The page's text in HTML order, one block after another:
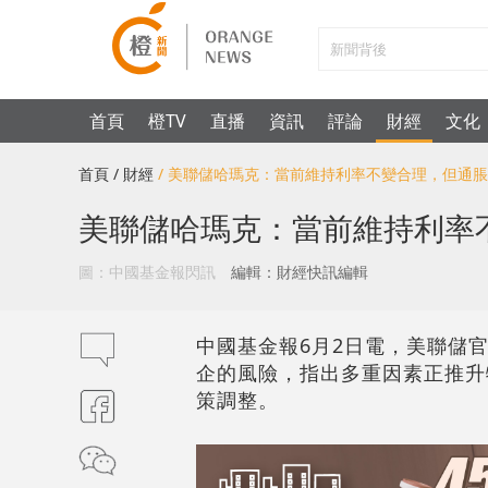
首頁 橙TV 直播 資訊 評論 財經 文化
首頁 / 財經 / 美聯儲哈瑪克：當前維持利率不變合理，但通
美聯儲哈瑪克：當前維持利
圖：中國基金報閃訊 編輯：財經快訊編輯
中國基金報6月2日電，美聯儲
企的風險，指出多重因素正推
策調整。